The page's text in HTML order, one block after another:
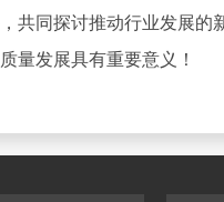
共同探讨推动行业发展的
量发展具有重要意义！